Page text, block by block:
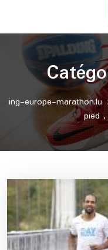
ing-europe-marathon.lu
pied ,